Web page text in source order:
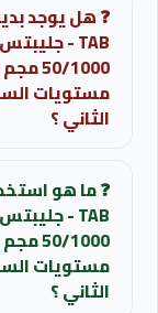
50/
مستويات
الثاني ؟
نفس التأثير
للحصول على
لمعرفة البدائل
50/
مستويات
الثاني ؟